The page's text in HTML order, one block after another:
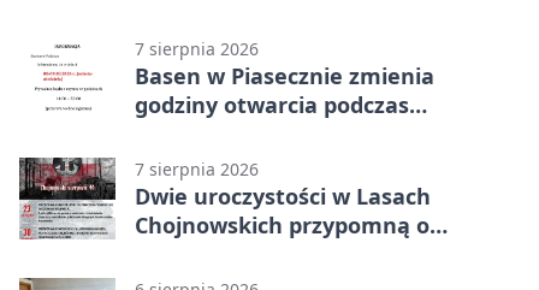
7 sierpnia 2026
Basen w Piasecznie zmienia
godziny otwarcia podczas
7 sierpnia 2026
Dwie uroczystości w Lasach
Chojnowskich przypomną o